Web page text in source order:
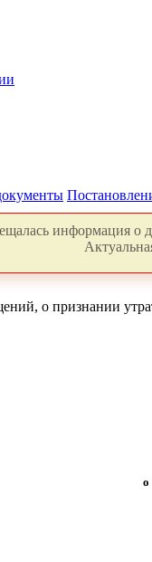
информация о
о признании
о